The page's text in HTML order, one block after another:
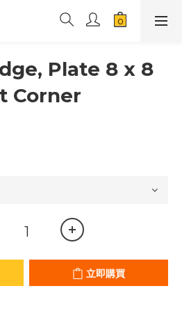
Plate 8 x 8
Corner
立即購買